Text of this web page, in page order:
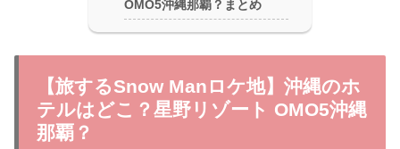
OMO5沖縄那覇？まとめ
【旅するSnow Manロケ地】沖縄のホ
テルはどこ？星野リゾート OMO5沖縄
那覇？